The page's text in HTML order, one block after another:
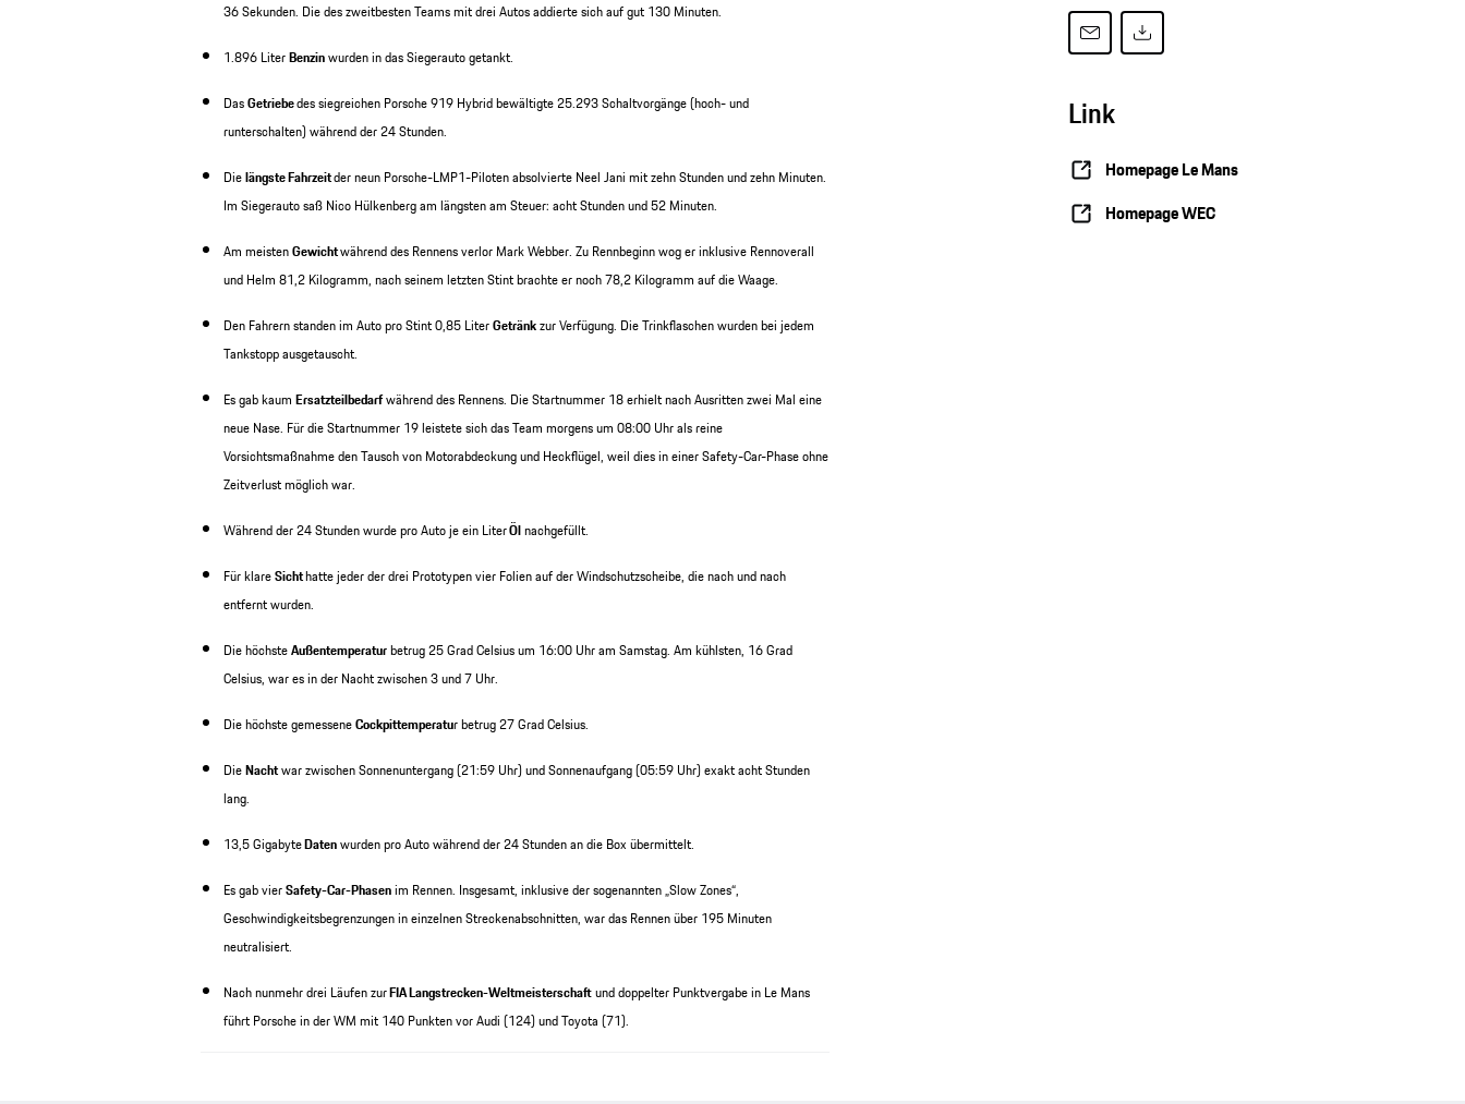
36 Sekunden. Die des zweitbesten Teams mit drei Autos addierte sich auf gut 130 Minuten.
1.896 LiterBenzinwurden in das Siegerauto getankt.
DasGetriebedes siegreichen Porsche 919 Hybrid bewältigte 25.293 Schaltvorgänge (hoch- und
runterschalten) während der 24 Stunden.
Dielängste Fahrzeitder neun Porsche-LMP1-Piloten absolvierte Neel Jani mit zehn Stunden und zehn Minuten.
Im Siegerauto saß Nico Hülkenberg am längsten am Steuer: acht Stunden und 52 Minuten.
Am meistenGewichtwährend des Rennens verlor Mark Webber. Zu Rennbeginn wog er inklusive Rennoverall
und Helm 81,2 Kilogramm, nach seinem letzten Stint brachte er noch 78,2 Kilogramm auf die Waage.
Den Fahrern standen im Auto pro Stint 0,85 LiterGetränkzur Verfügung. Die Trinkflaschen wurden bei jedem
Tankstopp ausgetauscht.
Es gab kaum Ersatzteilbedarfwährend des Rennens. Die Startnummer 18 erhielt nach Ausritten zwei Mal eine
neue Nase. Für die Startnummer 19 leistete sich das Team morgens um 08:00 Uhr als reine
Vorsichtsmaßnahme den Tausch von Motorabdeckung und Heckflügel, weil dies in einer Safety-Car-Phase ohne
Zeitverlust möglich war.
Während der 24 Stunden wurde pro Auto je ein LiterÖlnachgefüllt.
Für klareSichthatte jeder der drei Prototypen vier Folien auf der Windschutzscheibe, die nach und nach
entfernt wurden.
Die höchsteAußentemperaturbetrug 25 Grad Celsius um 16:00 Uhr am Samstag. Am kühlsten, 16 Grad
Celsius, war es in der Nacht zwischen 3 und 7 Uhr.
Die höchste gemesseneCockpittemperatur betrug 27 Grad Celsius.
DieNachtwar zwischen Sonnenuntergang (21:59 Uhr) und Sonnenaufgang (05:59 Uhr) exakt acht Stunden
lang.
13,5 GigabyteDatenwurden pro Auto während der 24 Stunden an die Box übermittelt.
Es gab vierSafety-Car-Phasenim Rennen. Insgesamt, inklusive der sogenannten „Slow Zones“,
Geschwindigkeitsbegrenzungen in einzelnen Streckenabschnitten, war das Rennen über 195 Minuten
neutralisiert.
Nach nunmehr drei Läufen zurFIA Langstrecken-Weltmeisterschaftund doppelter Punktvergabe in Le Mans
führt Porsche in der WM mit 140 Punkten vor Audi (124) und Toyota (71).
Link
Homepage Le Mans
Homepage WEC